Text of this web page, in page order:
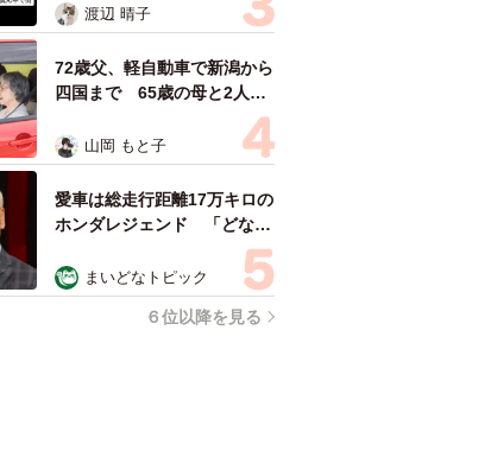
ようとした4日間 「命の重
さはみんな同じ」保護団体代
表の訴え
渡辺 晴子
72歳父、軽自動車で新潟から
四国まで 65歳の母と2人で
3泊4日の旅 パーキングの休
憩まで分刻み… 「大学生で
も組まねえよ！」
山岡 もと子
愛車は総走行距離17万キロの
ホンダレジェンド 「どなた
か欲しい方が居たら」 大御
所漫才師が譲渡の意向
まいどなトピック
６位以降を見る